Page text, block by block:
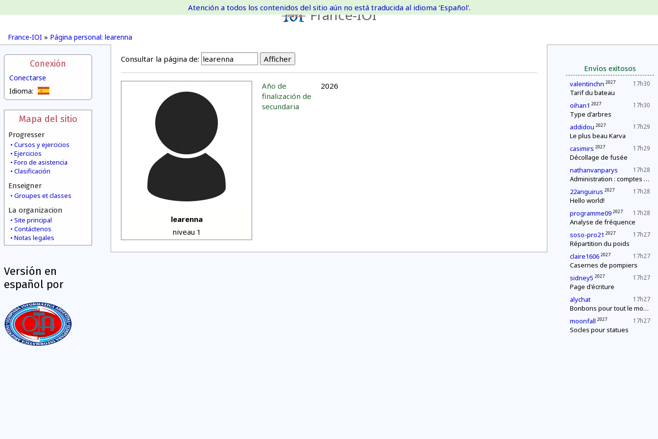
France-IOI
France-IOI » Página personal: learenna
Atención a todos los contenidos del sitio aún no está traducida al idioma 'Español'.
Conexión
Conectarse
Idioma:
Mapa del sitio
Progresser
Cursos y ejercicios
Ejercicios
Foro de asistencia
Clasificación
Enseigner
Groupes et classes
La organizacion
Site principal
Contáctenos
Notas legales
Versión en
español por
Envíos exitosos
17h30
valentinchn 2027
Tarif du bateau
17h30
oihan1 2027
Type d'arbres
17h29
addidou 2027
Le plus beau Karva
17h29
casimirs 2027
Décollage de fusée
17h28
nathanvanparys
Administration : comptes annuels
17h28
22anguirus 2027
Hello world!
17h28
programme09 2027
Analyse de fréquence
17h27
soso-pro21 2027
Répartition du poids
17h27
claire1606 2027
Casernes de pompiers
17h27
sidney5 2027
Page d'écriture
17h27
alychat
Bonbons pour tout le monde !
17h27
moonfall 2027
Socles pour statues
Consultar la página de:
learenna
niveau 1
Año de
finalización de
secundaria
2026